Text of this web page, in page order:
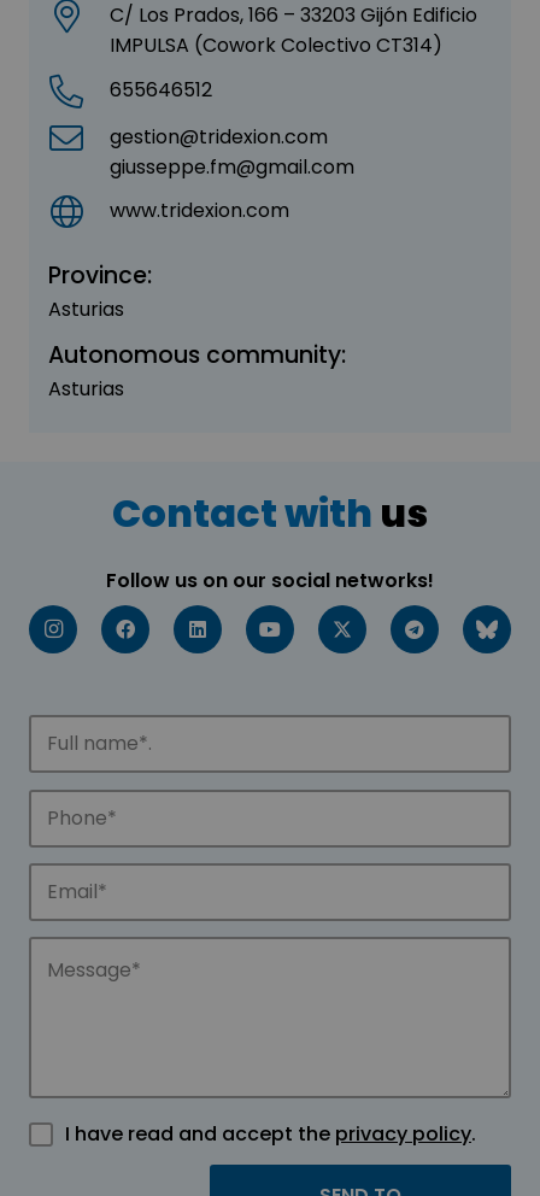
C/ Los Prados, 166 – 33203 Gijón Edificio
IMPULSA (Cowork Colectivo CT314)
655646512
gestion@tridexion.com
giusseppe.fm@gmail.com
www.tridexion.com
Province:
Asturias
Autonomous community:
Asturias
Contact with us
Follow us on our social networks!
I have read and accept the privacy policy.